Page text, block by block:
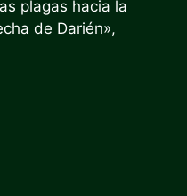
plagas hacia la
de Darién»,